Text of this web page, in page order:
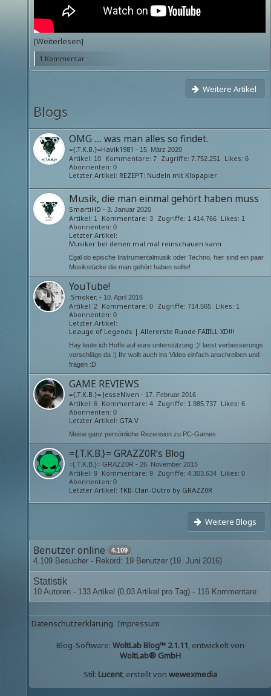
[Weiterlesen]
1 Kommentar
Weitere Artikel
Blogs
OMG .... was man alles so findet.
={.T.K.B.}=Havik1981 - 15. März 2020
Artikel 10 Kommentare 7 Zugriffe 7.752.251 Likes 6
Abonnenten 0
Letzter Artikel REZEPT: Nudeln mit Klopapier
Musik, die man einmal gehört haben muss
SmartiHD - 3. Januar 2020
Artikel 1 Kommentare 3 Zugriffe 1.414.766 Likes 1
Abonnenten 0
Letzter Artikel
Musiker bei denen mal mal reinschauen kann
Egal ob epische Instrumentalmusik oder Techno, hier sind ein paar
Musikstücke die man gehört haben sollte!
YouTube!
.Smoker. - 10. April 2016
Artikel 2 Kommentare 0 Zugriffe 714.565 Likes 1
Abonnenten 0
Letzter Artikel
Leauge of Legends | Allererste Runde FAIIILL XD!!!
Hay leute ich Hoffe auf eure unterstützung :)! lasst verbesserungs
vorschläge da :) Ihr wollt auch ins Video einfach anschreiben und
fragen :D
GAME REVIEWS
={.T.K.B.}= JesseNiven - 17. Februar 2016
Artikel 6 Kommentare 4 Zugriffe 1.985.737 Likes 6
Abonnenten 0
Letzter Artikel GTA V
Meine ganz persönliche Rezension zu PC-Games
={.T.K.B.}= GRAZZ0R’s Blog
={.T.K.B.}= GRAZZ0R - 26. November 2015
Artikel 9 Kommentare 9 Zugriffe 4.303.634 Likes 0
Abonnenten 0
Letzter Artikel TKB-Clan-Outro by GRAZZ0R
Weitere Blogs
Benutzer online 4.109
4.109 Besucher - Rekord: 19 Benutzer (19. Juni 2016)
Statistik
10 Autoren - 133 Artikel (0,03 Artikel pro Tag) - 116 Kommentare
Datenschutzerklärung Impressum
Blog-Software: WoltLab Blog™ 2.1.11, entwickelt von
WoltLab® GmbH
Stil: Lucent, erstellt von wewexmedia